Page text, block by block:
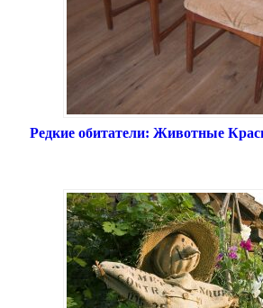
Редкие обитатели: Животные